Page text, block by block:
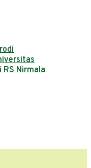
RS Nirmala